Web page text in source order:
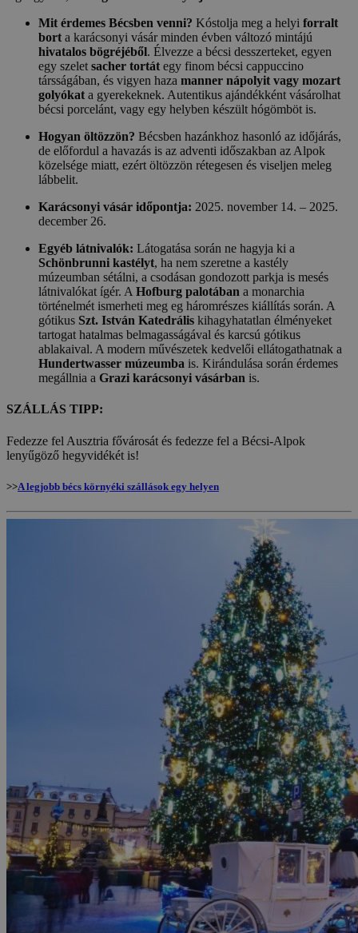
Mit érdemes Bécsben venni? Kóstolja meg a helyi forralt
bort a karácsonyi vásár minden évben változó mintájú
hivatalos bögréjéből. Élvezze a bécsi desszerteket, egyen
egy szelet sacher tortát egy finom bécsi cappuccino
társságában, és vigyen haza manner nápolyit vagy mozart
golyókat a gyerekeknek. Autentikus ajándékként vásárolhat
bécsi porcelánt, vagy egy helyben készült hógömböt is.
Hogyan öltözzön? Bécsben hazánkhoz hasonló az időjárás,
de előfordul a havazás is az adventi időszakban az Alpok
közelsége miatt, ezért öltözzön rétegesen és viseljen meleg
lábbelit.
Karácsonyi vásár időpontja: 2025. november 14. – 2025.
december 26.
Egyéb látnivalók: Látogatása során ne hagyja ki a
Schönbrunni kastélyt, ha nem szeretne a kastély
múzeumban sétálni, a csodásan gondozott parkja is mesés
látnivalókat ígér. A Hofburg palotában a monarchia
történelmét ismerheti meg eg háromrészes kiállítás során. A
gótikus Szt. István Katedrális kihagyhatatlan élményeket
tartogat hatalmas belmagasságával és karcsú gótikus
ablakaival. A modern művészetek kedvelői ellátogathatnak a
Hundertwasser múzeumba is. Kirándulása során érdemes
megállnia a Grazi karácsonyi vásárban is.
SZÁLLÁS TIPP:
Fedezze fel Ausztria fővárosát és fedezze fel a Bécsi-Alpok
lenyűgöző hegyvidékét is!
>>A legjobb bécs környéki szállások egy helyen